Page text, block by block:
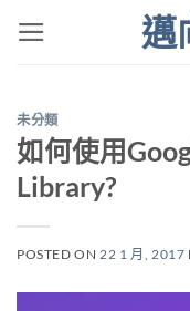
邁
未分類
如何使用
Library?
POSTED ON22 1 月, 2017